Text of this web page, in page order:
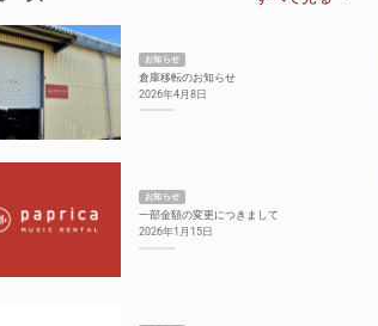
お知らせ
倉庫移転のお知らせ
2026年4月8日
お知らせ
一部金額の変更につきまして
2026年1月15日